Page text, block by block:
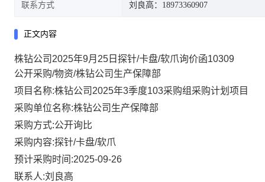
联系方式 刘良高：18973360907
正文内容
株钻公司2025年9月25日探针/卡盘/软爪询价函10309
公开采购/物资/株钻公司生产保障部
项目名称:株钻公司2025年3季度103采购组采购计划项目
采购单位名称:株钻公司生产保障部
采购方式:公开询比
采购内容:探针/卡盘/软爪
预计采购时间:2025-09-26
联系人:刘良高